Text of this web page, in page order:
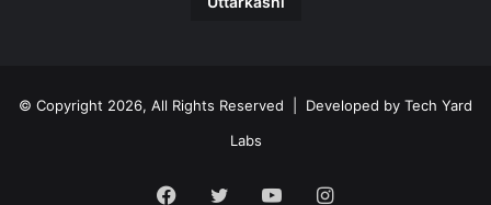
© Copyright 2026, All Rights Reserved | Developed by Tech Yard
Labs
Facebook
Twitter YouTubeInstagram